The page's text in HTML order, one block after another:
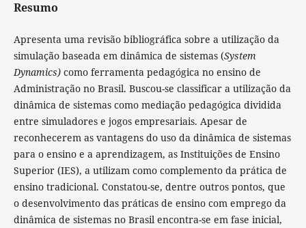
Resumo
Apresenta uma revisão bibliográfica sobre a utilização da
simulação baseada em dinâmica de sistemas (System
Dynamics)como ferramenta pedagógica no ensino de
Administração no Brasil. Buscou-se classificar a utilização da
dinâmica de sistemas como mediação pedagógica dividida
entre simuladores e jogos empresariais. Apesar de
reconhecerem as vantagens do uso da dinâmica de sistemas
para o ensino e a aprendizagem, as Instituições de Ensino
Superior (IES), a utilizam como complemento da prática de
ensino tradicional. Constatou-se, dentre outros pontos, que
o desenvolvimento das práticas de ensino com emprego da
dinâmica de sistemas no Brasil encontra-se em fase inicial,